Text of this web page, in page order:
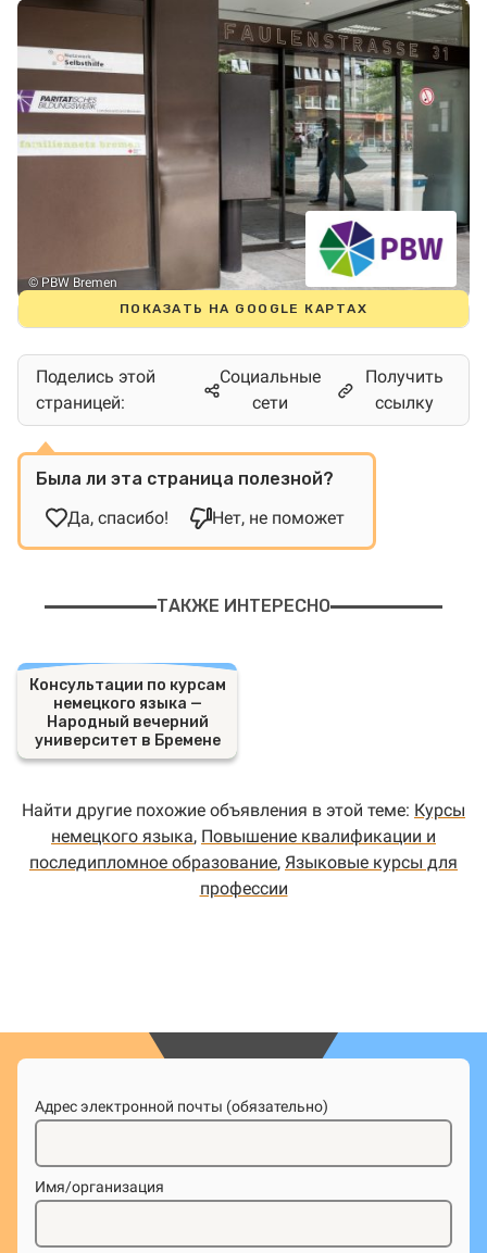
© PBW Bremen
ПОКАЗАТЬ НА GOOGLE КАРТАХ
Поделись этой
страницей:
Социальные
сети
Получить
ссылку
Была ли эта страница полезной?
Да, спасибо!
Нет, не поможет
ТАКЖЕ ИНТЕРЕСНО
Консультации по курсам
немецкого языка —
Народный вечерний
университет в Бремене
Найти другие похожие объявления в этой теме: Курсы
немецкого языка, Повышение квалификации и
последипломное образование, Языковые курсы для
профессии
Адрес электронной почты (обязательно)
Имя/организация